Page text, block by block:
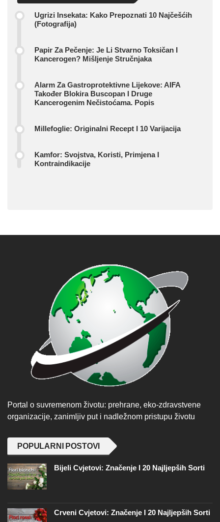
Ugrizi Insekata: Kako Prepoznati 10 Najčešćih
(fotografija)
Papir Za Pečenje: Je Li Stvarno Toksičan I
Kancerogen? Mišljenje Stručnjaka
Alarm Za Gastroprotektivne Lijekove: AIFA
Također Blokira Buscopan I Druge
Kancerogenim Nečistoćama. Popis
Millefoglie: Originalni Recept I 10 Varijacija
Kamfor: Svojstva, Koristi, Primjena I
Kontraindikacije
Portal o suvremenom životu: prehrane, eko-zdravstvene
organizacije, zanimljiv put i nadležnom pristupu životu
POPULARNI POSTOVI
Bijeli Cvjetovi: Značenje I 20 Najljepših Sorti
Crveni Cvjetovi: Značenje I 20 Najljepših Sorti